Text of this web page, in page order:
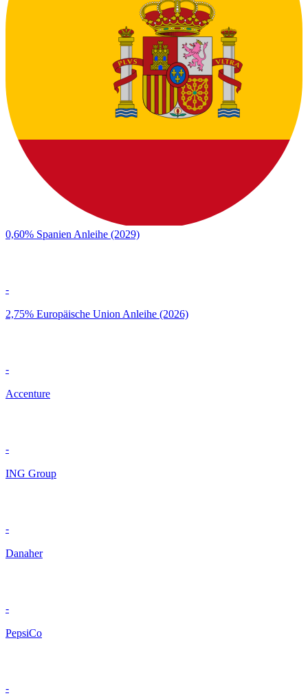
0,60% Spanien Anleihe (2029)
-
2,75% Europäische Union Anleihe (2026)
-
Accenture
-
ING Group
-
Danaher
-
PepsiCo
-